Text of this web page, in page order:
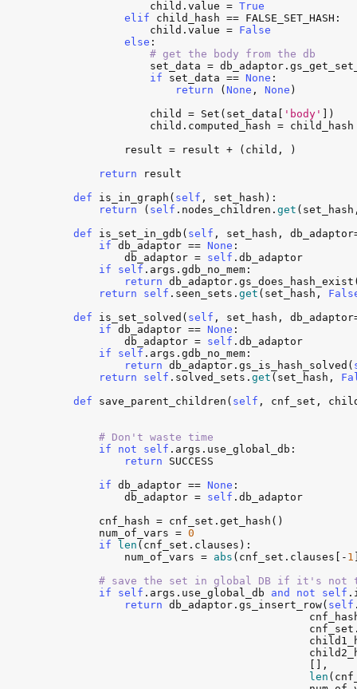
child . value = True
elif
child_hash == FALSE_SET_HASH :
child . value = False
else :
# get the body from the db
set_data = db_adaptor .
if
set_data == None :
return ( None , None )
child
= Set ( set_data 'body'
])
child . computed_hash = child_hash
result = result + ( child , )
return
result
def
is_in_graph ( self , set_hash ):
return ( self . nodes_children . get ( set_hash
def
is_set_in_gdb ( self , set_hash , db_adaptor
if db_adaptor == None :
db_adaptor = self . db_adaptor
if
self . args . gdb_no_mem :
return db_adaptor . gs_does_hash_exist
return
self . seen_sets . get ( set_hash ,
def
is_set_solved ( self , set_hash , db_adaptor
if db_adaptor == None :
db_adaptor = self . db_adaptor
if
self . args . gdb_no_mem :
return db_adaptor . gs_is_hash_solved (
return
self . solved_sets . get ( set_hash ,
def
save_parent_children ( self , cnf_set ,
# Don't waste time
if
not self . args . use_global_db :
return
SUCCESS
if db_adaptor == None :
db_adaptor = self . db_adaptor
cnf_hash = cnf_set . get_hash ()
num_of_vars = 0
if
len ( cnf_set . clauses ):
num_of_vars = abs ( cnf_set . clauses [- 1
# save the set in global DB if it's not
if
self . args . use_global_db and not self .
return db_adaptor . gs_insert_row( self
cnf_set
len (